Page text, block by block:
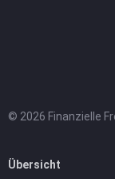
© 2026 Finanzielle
Übersicht